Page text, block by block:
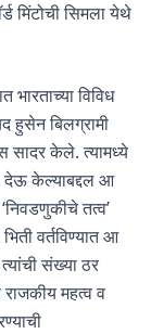
मिंटोची सिमला येथे
विविध
हुसेन बिलग्रामी
सादर केले. त्यामध्ये
देऊ केल्याबद्दल आ
तत्व’
वर्तविण्यात आ
संख्या ठर
राजकीय महत्व व